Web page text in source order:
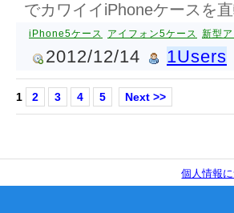
でカワイイiPhoneケースを直
iPhone5ケース アイフォン5ケース 新型
2012/12/14 1Users
1 2 3 4 5 Next >>
個人情報